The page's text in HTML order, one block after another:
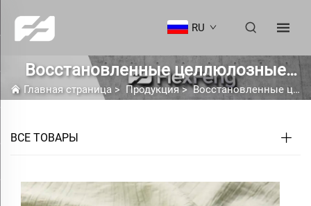
RU
Восстановленные целлюлозные
волокна
Главная страница > Продукция>Восстановленные целлюлозные волокна
ВСЕ ТОВАРЫ